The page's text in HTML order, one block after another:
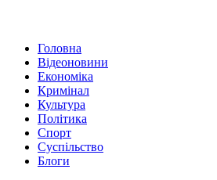
Головна
Відеоновини
Економіка
Кримінал
Культура
Політика
Спорт
Суспільство
Блоги